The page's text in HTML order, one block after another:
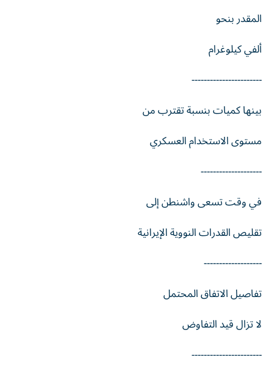
المقدر بنحو
ألفي كيلوغرام
-----------------------
بينها كميات بنسبة تقترب من
مستوى الاستخدام العسكري
--------------------
في وقت تسعى واشنطن إلى
تقليص القدرات النووية الإيرانية
-------------------
تفاصيل الاتفاق المحتمل
لا تزال قيد التفاوض
-----------------------